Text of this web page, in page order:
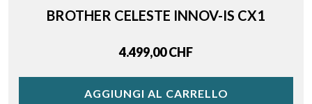
BROTHER CELESTE INNOV-IS CX1
Price
4.499,00 CHF
AGGIUNGI AL CARRELLO